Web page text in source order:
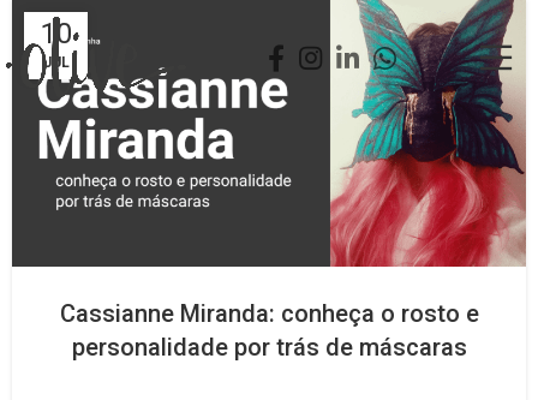
10
JUL
Cassianne Miranda: conheça o rosto e
personalidade por trás de máscaras